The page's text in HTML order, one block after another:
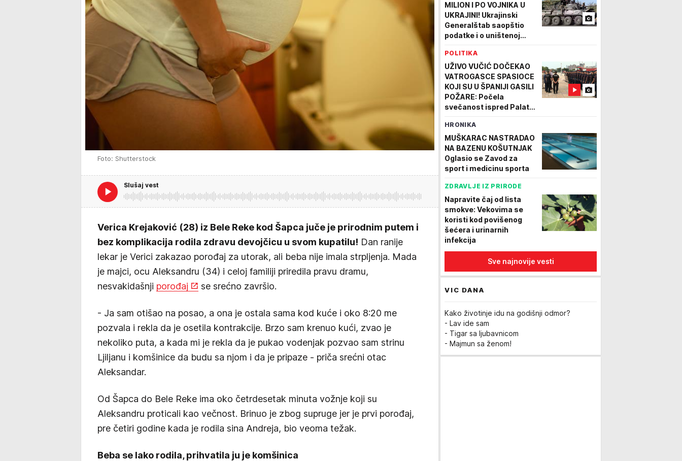
Foto: Shutterstock
Slušaj vest
Verica Krejaković (28) iz Bele Reke kod Šapca juče je prirodnim putem i
bez komplikacija rodila zdravu devojčicu u svom kupatilu! Dan ranije
lekar je Verici zakazao porođaj za utorak, ali beba nije imala strpljenja. Mada
je majci, ocu Aleksandru (34) i celoj familiji priredila pravu dramu,
nesvakidašnji porođaj se srećno završio.
- Ja sam otišao na posao, a ona je ostala sama kod kuće i oko 8:20 me
pozvala i rekla da je osetila kontrakcije. Brzo sam krenuo kući, zvao je
nekoliko puta, a kada mi je rekla da je pukao vodenjak pozvao sam strinu
Ljiljanu i komšinice da budu sa njom i da je pripaze - priča srećni otac
Aleksandar.
Od Šapca do Bele Reke ima oko četrdesetak minuta vožnje koji su
Aleksandru proticali kao večnost. Brinuo je zbog supruge jer je prvi porođaj,
pre četiri godine kada je rodila sina Andreja, bio veoma težak.
Beba se lako rodila, prihvatila ju je komšinica
MILION I PO VOJNIKA U
UKRAJINI! Ukrajinski
Generalštab saopštio
podatke i o uništenoj
POLITIKA
UŽIVO VUČIĆ DOČEKAO
VATROGASCE SPASIOCE
KOJI SU U ŠPANIJI GASILI
POŽARE: Počela
svečanost ispred Palate
raport predsedniku
FOTO/VIDEO
HRONIKA
MUŠKARAC NASTRADAO
NA BAZENU KOŠUTNJAK
Oglasio se Zavod za
sport i medicinu sporta
ZDRAVLJE IZ PRIRODE
Napravite čaj od lista
smokve: Vekovima se
koristi kod povišenog
šećera i urinarnih
infekcija
Sve najnovije vesti
VIC DANA
Kako životinje idu na godišnji odmor?
- Lav ide sam
- Tigar sa ljubavnicom
- Majmun sa ženom!